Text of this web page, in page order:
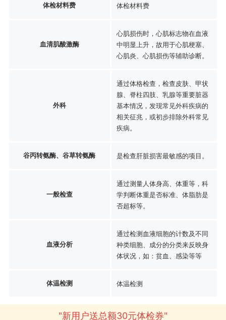
体检材料费 体检材料费
血清肌酸激酶
心肌损伤时，心肌标志物在血液
中明显上升，故用于心肌梗塞、
心肌炎、心肌损伤等辅助诊断。
外科
通过体格检查，检查皮肤、甲状
腺、脊柱四肢、乳腺等重要脏器
基本情况，发现常见外科疾病的
相关征兆，或初步排除外科常见
疾病。
谷丙转氨酶、谷草转氨酶 是检查肝脏损害最敏感的项目。
一般检查
通过测量人体身高、体重等，科
学判断体重是否标准、体脂肪是
否超标等。
血液分析
通过检测血液细胞的计数及不同
种类细胞、成分的分类来反映身
体状况，如：贫血、感染等等
体温检测 体温检测
"新用户送总额30元体检券"